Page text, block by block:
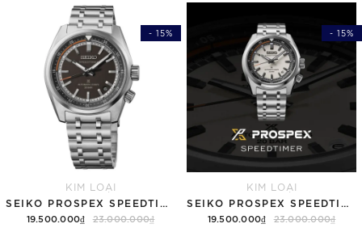
- 15%
KIM LOẠI
19.500.000₫ 23.000.000₫
- 15%
KIM LOẠI
19.500.000₫ 23.000.000₫